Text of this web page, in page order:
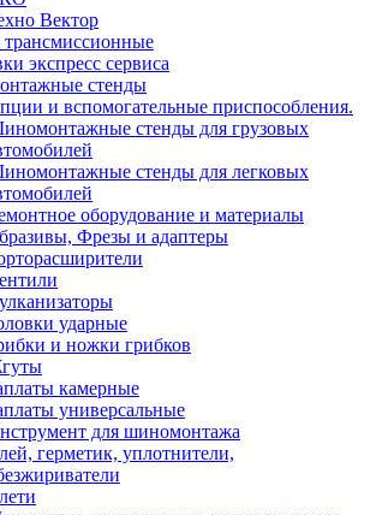
Вектор
экспресс сервиса
стенды
и вспомогательные приспособления.
стенды для грузовых
стенды для легковых
оборудование и материалы
Фрезы и адаптеры
ударные
и ножки грибков
камерные
универсальные
для шиномонтажа
герметик, уплотнители,